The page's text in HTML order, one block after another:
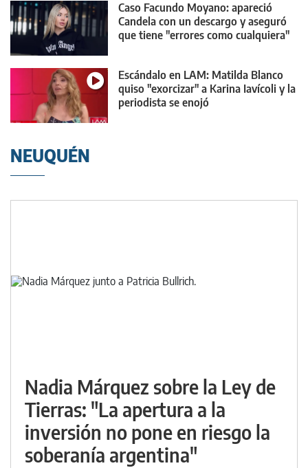
Caso Facundo Moyano: apareció
Candela con un descargo y aseguró
que tiene "errores como cualquiera"
Escándalo en LAM: Matilda Blanco
quiso "exorcizar" a Karina Iavícoli y la
periodista se enojó
NEUQUÉN
Nadia Márquez sobre la Ley de
Tierras: "La apertura a la
inversión no pone en riesgo la
soberanía argentina"